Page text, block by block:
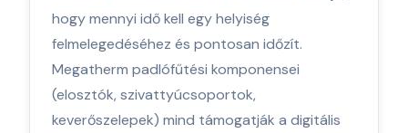
hogy mennyi idő kell egy helyiség
felmelegedéséhez és pontosan időzít.
Megatherm padlófűtési komponensei
(elosztók, szivattyúcsoportok,
keverőszelepek) mind támogatják a digitális